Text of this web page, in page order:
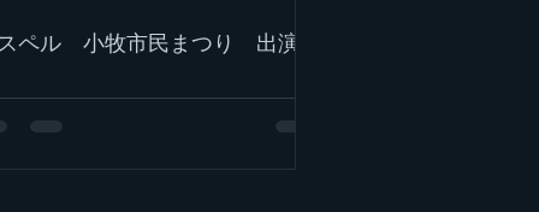
ペル 小牧市民まつり 出演！